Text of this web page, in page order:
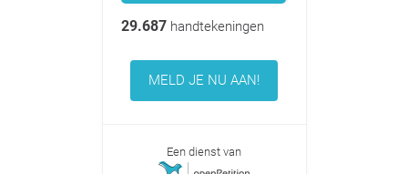
29.687handtekeningen
MELD JE NU AAN!
Een dienst van